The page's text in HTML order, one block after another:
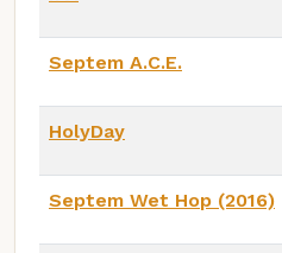
Septem A.C.E.
HolyDay
Septem Wet Hop (2016)